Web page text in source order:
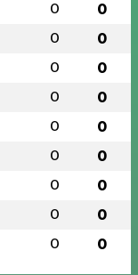
0 0
0 0
0 0
0 0
0 0
0 0
0 0
0 0
0 0